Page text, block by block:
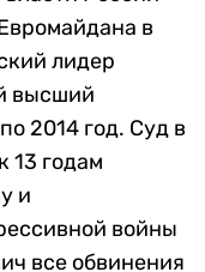
в
лидер
высший
2014 год. Суд в
13 годам
и
войны
все обвинения